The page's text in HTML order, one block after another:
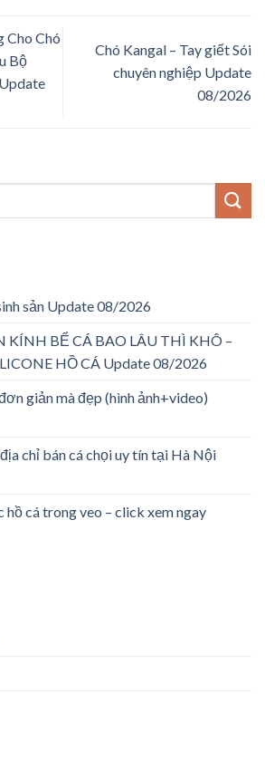
Chó
Bộ
Chó Kangal – Tay giết Sói
chuyên nghiệp Update
08/2026
sản Update 08/2026
KÍNH BỂ CÁ BAO LÂU THÌ KHÔ –
HỒ CÁ Update 08/2026
giản mà đẹp (hình ảnh+video)
chỉ bán cá chọi uy tín tại Hà Nội
hồ cá trong veo – click xem ngay